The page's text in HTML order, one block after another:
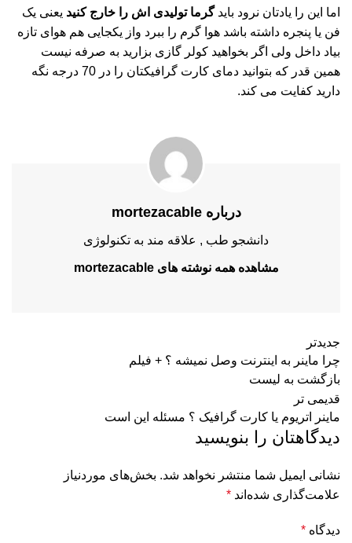
اما این را یادتان نرود بایدگرما تولیدی اش را خارج کنید یعنی یک
فن یا پنجره داشته باشد هوا گرم را ببرد واز یکجایی هم هوای تازه
بیاد داخل ولی اگر بخواهید کولر گازی بزارید به صرفه نیست
همین قدر که بتوانید دمای کارت گرافیکتان را در 70 درجه نگه
دارید کفایت می کند.
درباره mortezacable
دانشجو طب , علاقه مند به تکنولوژی
مشاهده همه نوشته های mortezacable
جدیدتر
چرا ماینر به اینترنت وصل نمیشه ؟ + فیلم
بازگشت به لیست
قدیمی تر
ماینر اتریوم یا کارت گرافیک ؟ مسئله این است
دیدگاهتان را بنویسید
نشانی ایمیل شما منتشر نخواهد شد. بخش‌های موردنیاز
علامت‌گذاری شده‌اند *
دیدگاه *